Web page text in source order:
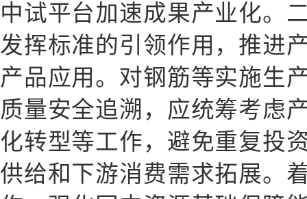
中试平台加速成果产业化。
发挥标准的引领作用，推进
产品应用。对钢筋等实施生
质量安全追溯，应统筹考虑
化转型等工作，避免重复投
供给和下游消费需求拓展。